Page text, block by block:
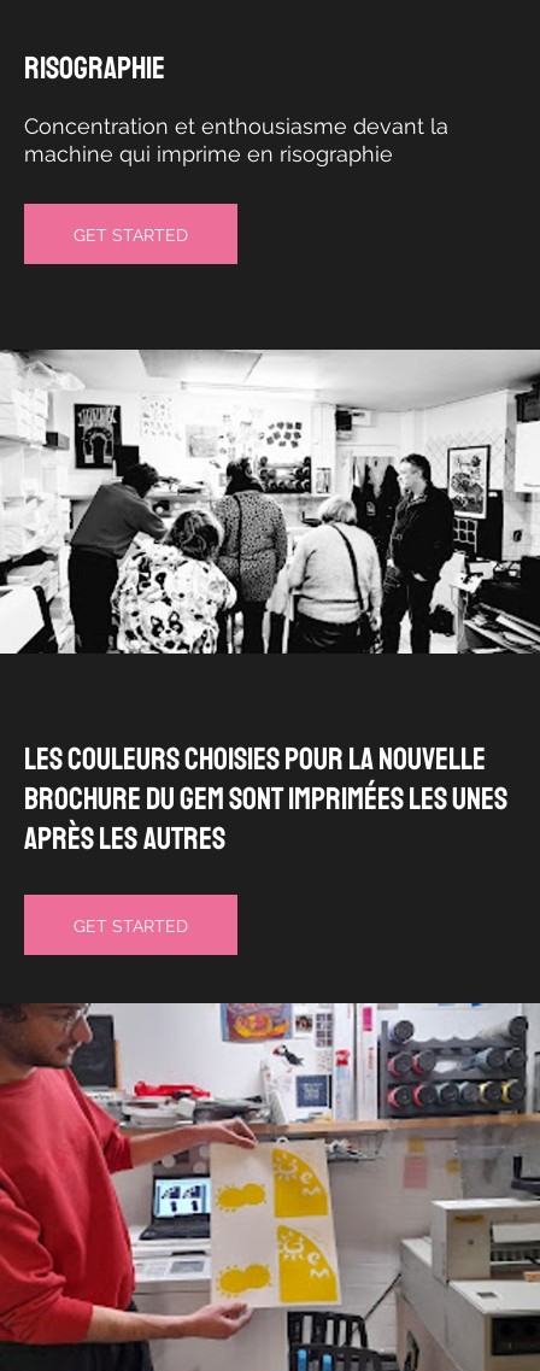
RISOGRAPHIE
Concentration et enthousiasme devant la
machine qui imprime en risographie
GET STARTED
Les couleurs choisies pour la nouvelle
brochure du GEM sont imprimées les unes
après les autres
GET STARTED